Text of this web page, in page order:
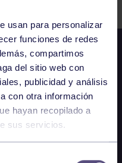
usan para personalizar
funciones de redes
compartimos
del sitio web con
publicidad y análisis
con otra información
hayan recopilado a
sus servicios.